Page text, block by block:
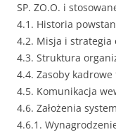
SP. ZO.O. i
4.1. Historia
4.2. Misja i strategia
4.3. Struktura
4.4. Zasoby kadrowe
4.5. Komunikacja
4.6. Założenia
4.6.1.